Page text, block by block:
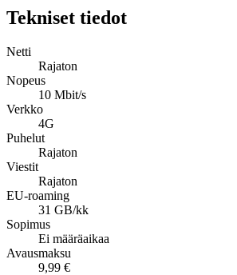
Tekniset tiedot
Netti
Rajaton
Nopeus
10 Mbit/s
Verkko
4G
Puhelut
Rajaton
Viestit
Rajaton
EU-roaming
31 GB/kk
Sopimus
Ei määräaikaa
Avausmaksu
9,99 €